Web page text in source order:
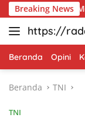
Langsung
ke
konten
Breaking News
Bakti Merah
https://
antara.net
Beranda Opini
Beranda TNI
TNI